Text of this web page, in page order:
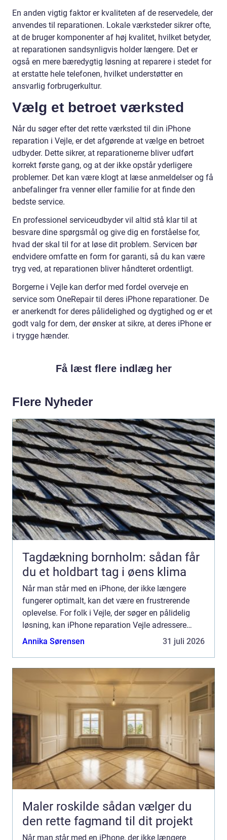
En anden vigtig faktor er kvaliteten af de reservedele, der
anvendes til reparationen. Lokale værksteder sikrer ofte,
at de bruger komponenter af høj kvalitet, hvilket betyder,
at reparationen sandsynligvis holder længere. Det er
også en mere bæredygtig løsning at reparere i stedet for
at erstatte hele telefonen, hvilket understøtter en
ansvarlig forbrugerkultur.
Vælg et betroet værksted
Når du søger efter det rette værksted til din iPhone
reparation i Vejle, er det afgørende at vælge en betroet
udbyder. Dette sikrer, at reparationerne bliver udført
korrekt første gang, og at der ikke opstår yderligere
problemer. Det kan være klogt at læse anmeldelser og få
anbefalinger fra venner eller familie for at finde den
bedste service.
En professionel serviceudbyder vil altid stå klar til at
besvare dine spørgsmål og give dig en forståelse for,
hvad der skal til for at løse dit problem. Servicen bør
endvidere omfatte en form for garanti, så du kan være
tryg ved, at reparationen bliver håndteret ordentligt.
Borgerne i Vejle kan derfor med fordel overveje en
service som OneRepair til deres iPhone reparationer. De
er anerkendt for deres pålidelighed og dygtighed og er et
godt valg for dem, der ønsker at sikre, at deres iPhone er
i trygge hænder.
Få læst flere indlæg her
Flere Nyheder
Tagdækning bornholm: sådan får
du et holdbart tag i øens klima
Når man står med en iPhone, der ikke længere
fungerer optimalt, kan det være en frustrerende
oplevelse. For folk i Vejle, der søger en pålidelig
løsning, kan iPhone reparation Vejle adressere
udfordringen h...
Annika Sørensen 31 juli 2026
Maler roskilde sådan vælger du
den rette fagmand til dit projekt
Når man står med en iPhone, der ikke længere